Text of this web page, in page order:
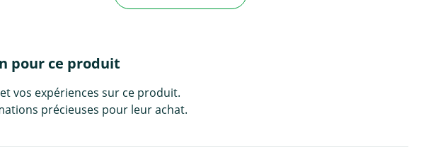
pour ce produit
vos expériences sur ce produit.
précieuses pour leur achat.